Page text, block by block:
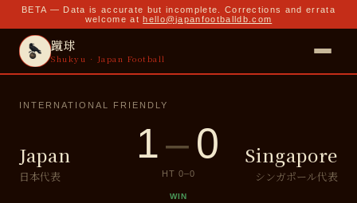
BETA — Data is accurate but incomplete. Corrections and errata
welcome at hello@japanfootballdb.com
蹴球
Shukyu · Japan Football
INTERNATIONAL FRIENDLY
Japan
日本代表
1–0
HT 0–0
WIN
Singapore
シンガポール代表